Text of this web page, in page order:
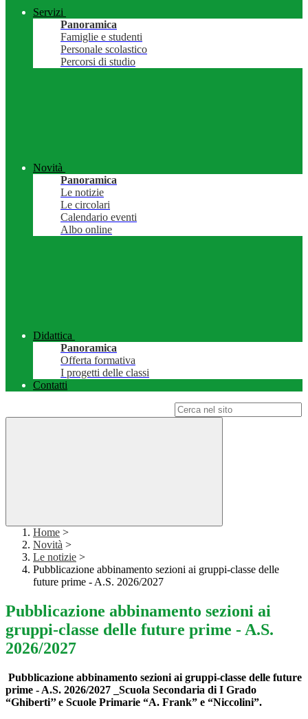
Servizi
Panoramica
Famiglie e studenti
Personale scolastico
Percorsi di studio
Novità
Panoramica
Le notizie
Le circolari
Calendario eventi
Albo online
Didattica
Panoramica
Offerta formativa
I progetti delle classi
Contatti
Home >
Novità >
Le notizie >
Pubblicazione abbinamento sezioni ai gruppi-classe delle
future prime - A.S. 2026/2027
Pubblicazione abbinamento sezioni ai
gruppi-classe delle future prime - A.S.
2026/2027
Pubblicazione abbinamento sezioni ai gruppi-classe delle future
prime - A.S. 2026/2027 _Scuola Secondaria di I Grado
“Ghiberti’’ e Scuole Primarie “A. Frank” e “Niccolini”.